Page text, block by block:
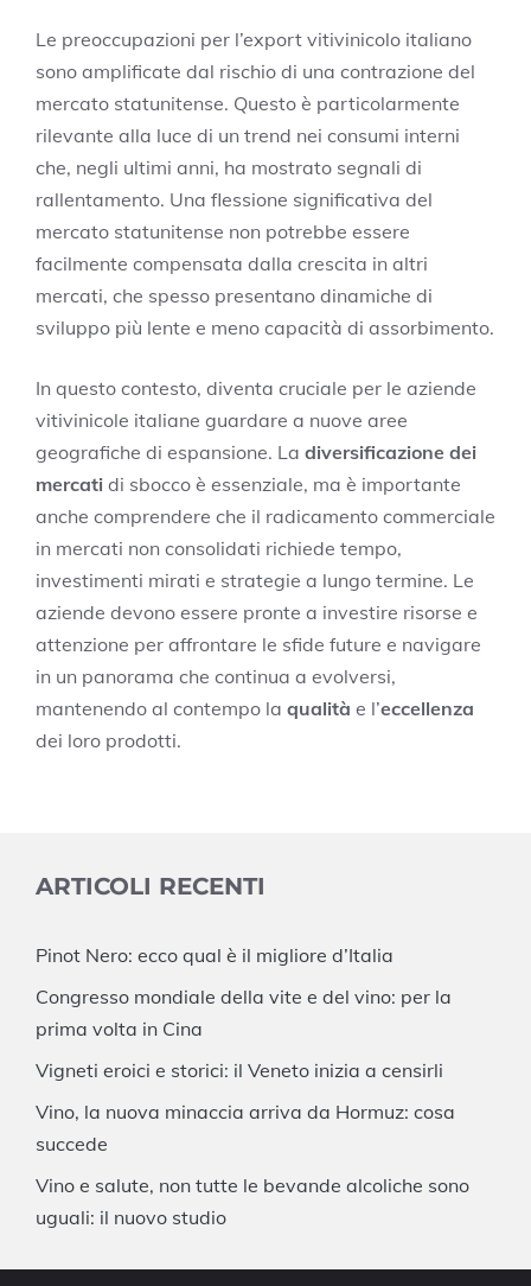
Le preoccupazioni per l’export vitivinicolo italiano
sono amplificate dal rischio di una contrazione del
mercato statunitense. Questo è particolarmente
rilevante alla luce di un trend nei consumi interni
che, negli ultimi anni, ha mostrato segnali di
rallentamento. Una flessione significativa del
mercato statunitense non potrebbe essere
facilmente compensata dalla crescita in altri
mercati, che spesso presentano dinamiche di
sviluppo più lente e meno capacità di assorbimento.
In questo contesto, diventa cruciale per le aziende
vitivinicole italiane guardare a nuove aree
geografiche di espansione. La diversificazione dei
mercati di sbocco è essenziale, ma è importante
anche comprendere che il radicamento commerciale
in mercati non consolidati richiede tempo,
investimenti mirati e strategie a lungo termine. Le
aziende devono essere pronte a investire risorse e
attenzione per affrontare le sfide future e navigare
in un panorama che continua a evolversi,
mantenendo al contempo la qualità e l’eccellenza
dei loro prodotti.
ARTICOLI RECENTI
Pinot Nero: ecco qual è il migliore d’Italia
Congresso mondiale della vite e del vino: per la
prima volta in Cina
Vigneti eroici e storici: il Veneto inizia a censirli
Vino, la nuova minaccia arriva da Hormuz: cosa
succede
Vino e salute, non tutte le bevande alcoliche sono
uguali: il nuovo studio